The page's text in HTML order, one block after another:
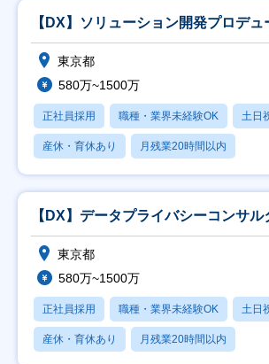
【DX】ソリューション開発プロデュ
東京都
580万~1500万
正社員採用 職種・業界未経験OK 土日
産休・育休あり 月残業20時間以内
【DX】データプライバシーコンサル
東京都
580万~1500万
正社員採用 職種・業界未経験OK 土日
産休・育休あり 月残業20時間以内